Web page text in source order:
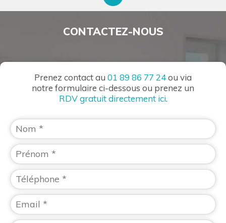
CONTACTEZ-NOUS
Prenez contact au 01 89 86 77 24ou via
notre formulaire ci-dessous ou prenez un
RDV gratuit directement ici.